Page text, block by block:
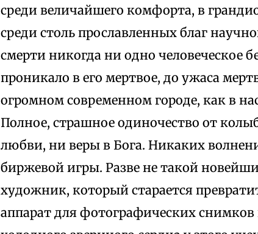
среди величайшего комфорта, в
среди столь прославленных благ
смерти никогда ни одно человеческое
проникало в его мертвое, до ужаса
огромном современном городе, как в
Полное, страшное одиночество от
любви, ни веры в Бога. Никаких
биржевой игры. Разве не такой
художник, который старается
аппарат для фотографических